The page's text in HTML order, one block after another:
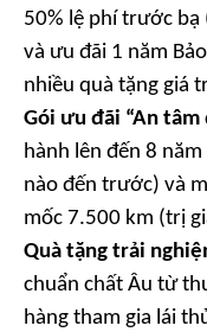
50% lệ phí trước bạ
và ưu đãi 1 năm
nhiều quà tặng giá
Gói ưu đãi “An tâm
hành lên đến 8
nào đến trước) và
mốc 7.500 km (trị
Quà tặng trải
chuẩn chất Âu từ
hàng tham gia lái